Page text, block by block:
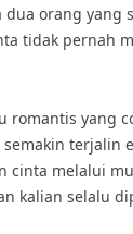
orang
tidak pernah
romantis yang
terjalin
cinta melalui
kalian selalu